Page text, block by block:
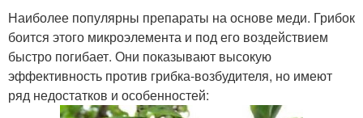
Наиболее популярны препараты на основе меди. Грибок
боится этого микроэлемента и под его воздействием
быстро погибает. Они показывают высокую
эффективность против грибка-возбудителя, но имеют
ряд недостатков и особенностей: